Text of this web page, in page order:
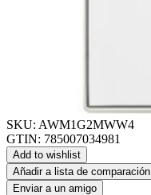
SKU: AWM1G2MWW4
GTIN: 785007034981
Add to wishlist
Añadir a lista de comparación
Enviar a un amigo